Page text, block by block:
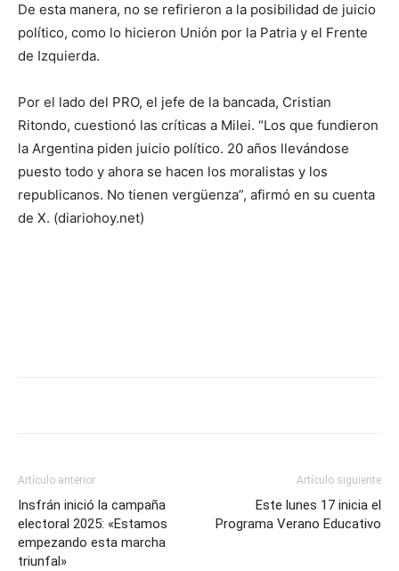
De esta manera, no se refirieron a la posibilidad de juicio
político, como lo hicieron Unión por la Patria y el Frente
de Izquierda.
Por el lado del PRO, el jefe de la bancada, Cristian
Ritondo, cuestionó las críticas a Milei. “Los que fundieron
la Argentina piden juicio político. 20 años llevándose
puesto todo y ahora se hacen los moralistas y los
republicanos. No tienen vergüenza”, afirmó en su cuenta
de X. (diariohoy.net)
Artículo anterior
Insfrán inició la campaña
electoral 2025: «Estamos
empezando esta marcha
triunfal»
Artículo siguiente
Este lunes 17 inicia el
Programa Verano Educativo